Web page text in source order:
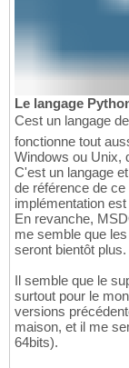
Le langage
Cest un langage
fonctionne tout
Windows ou Unix,
C'est un langage
de référence de
implémentation est
En revanche,
me semble que
seront bientôt plus.
Il semble que le
surtout pour le
versions
maison, et il me
64bits).